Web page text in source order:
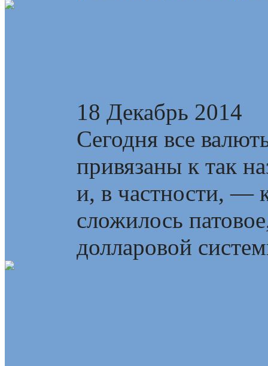
18 Декабрь 2014
Сегодня все
привязаны к так
и, в частности,
сложилось
долларовой